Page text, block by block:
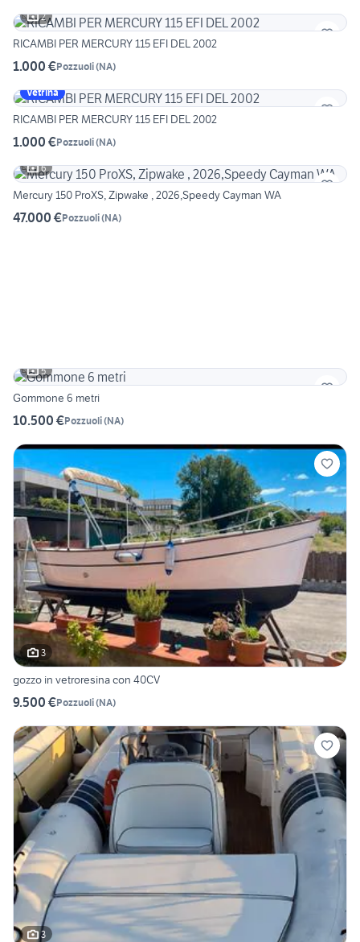
2
RICAMBI PER MERCURY 115 EFI DEL 2002
1.000 €Pozzuoli(NA)
Vetrina
RICAMBI PER MERCURY 115 EFI DEL 2002
1.000 €Pozzuoli(NA)
6
Mercury 150 ProXS, Zipwake , 2026,Speedy Cayman WA
47.000 €Pozzuoli(NA)
5
Gommone 6 metri
10.500 €Pozzuoli(NA)
3
gozzo in vetroresina con 40CV
9.500 €Pozzuoli(NA)
3